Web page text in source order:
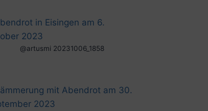
@artusmi 20231006_1858